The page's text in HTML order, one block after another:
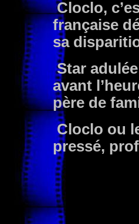
Cloclo,
française
sa
Star
avant
père de
Cloclo ou
pressé,